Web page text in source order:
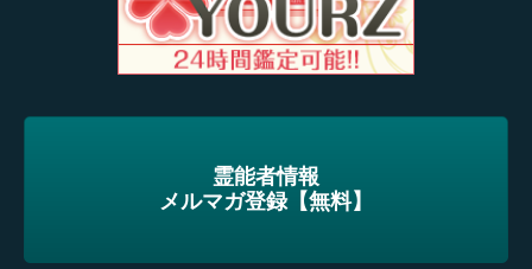
霊能者情報
メルマガ登録【無料】